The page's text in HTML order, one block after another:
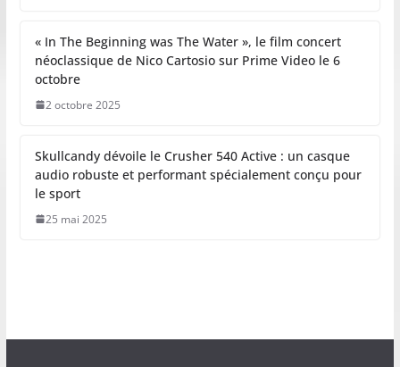
« In The Beginning was The Water », le film concert
néoclassique de Nico Cartosio sur Prime Video le 6
octobre
2 octobre 2025
Skullcandy dévoile le Crusher 540 Active : un casque
audio robuste et performant spécialement conçu pour
le sport
25 mai 2025